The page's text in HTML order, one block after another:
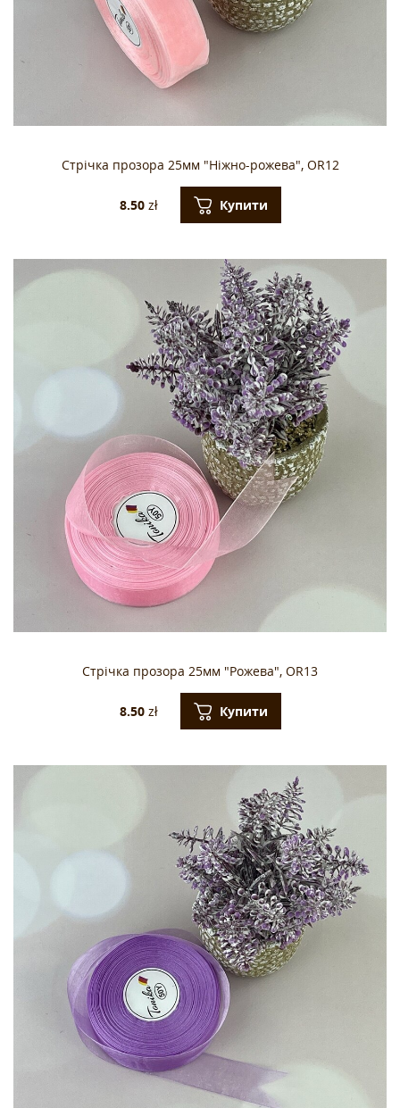
Стрічка прозора 25мм "Ніжно-рожева", OR12
8.50zł Купити
Стрічка прозора 25мм "Рожева", OR13
8.50zł Купити